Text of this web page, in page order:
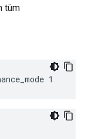
tüm
1